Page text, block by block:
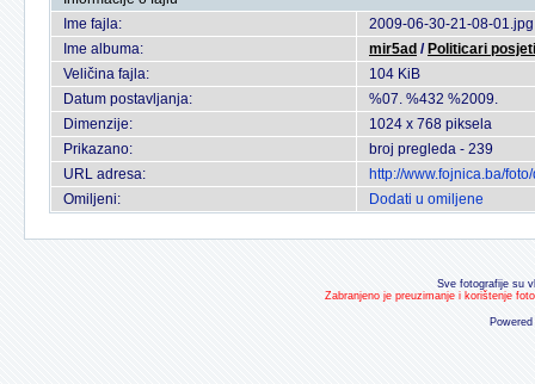
Ime fajla:
2009-06-30-21-08-01.jpg
Ime albuma:
mir5ad / Politicari
Veličina fajla:
104 KiB
Datum postavljanja:
%07. %432 %2009.
Dimenzije:
1024 x 768 piksela
Prikazano:
broj pregleda - 239
URL adresa:
http://www.fojnica.ba/
Omiljeni:
Dodati u omiljene
Sve fotografije su
Zabranjeno je preuzimanje i korištenje